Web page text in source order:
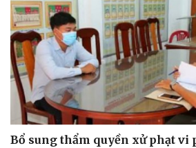
Bổ sung thẩm quyền xử phạt